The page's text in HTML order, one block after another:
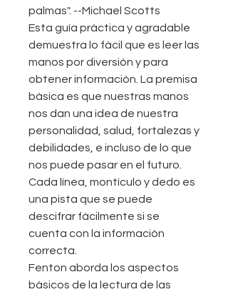
palmas". --Michael Scotts
Esta guía práctica y agradable
demuestra lo fácil que es leer las
manos por diversión y para
obtener información. La premisa
básica es que nuestras manos
nos dan una idea de nuestra
personalidad, salud, fortalezas y
debilidades, e incluso de lo que
nos puede pasar en el futuro.
Cada línea, montículo y dedo es
una pista que se puede
descifrar fácilmente si se
cuenta con la información
correcta.
Fenton aborda los aspectos
básicos de la lectura de las